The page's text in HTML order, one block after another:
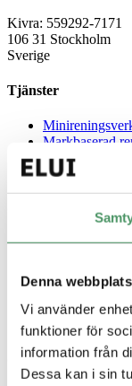
Denna
Vi använder
funktioner för
information från
Dessa kan i sin
Kivra: 559292-7171
106 31 Stockholm
Sverige
Tjänster
Markbaserad
Källsorterat
Gemensamt
Enskilt avlopp
Slamavskiljare
Hög
Avlopp för
Genvägar